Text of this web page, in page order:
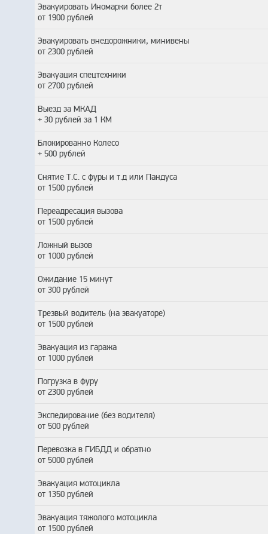
Эвакуировать Иномарки более 2т
от 1900 рублей
Эвакуировать внедорожники, минивены
от 2300 рублей
Эвакуация спецтехники
от 2700 рублей
Выезд за МКАД
+ 30 рублей за 1 КМ
Блокированно Колесо
+ 500 рублей
Снятие Т.С. с фуры и т.д или Пандуса
от 1500 рублей
Переадресация вызова
от 1500 рублей
Ложный вызов
от 1000 рублей
Ожидание 15 минут
от 300 рублей
Трезвый водитель (на эвакуаторе)
от 1500 рублей
Эвакуация из гаража
от 1000 рублей
Погрузка в фуру
от 2300 рублей
Экспедирование (без водителя)
от 500 рублей
Перевозка в ГИБДД и обратно
от 5000 рублей
Эвакуация мотоцикла
от 1350 рублей
Эвакуация тяжолого мотоцикла
от 1500 рублей